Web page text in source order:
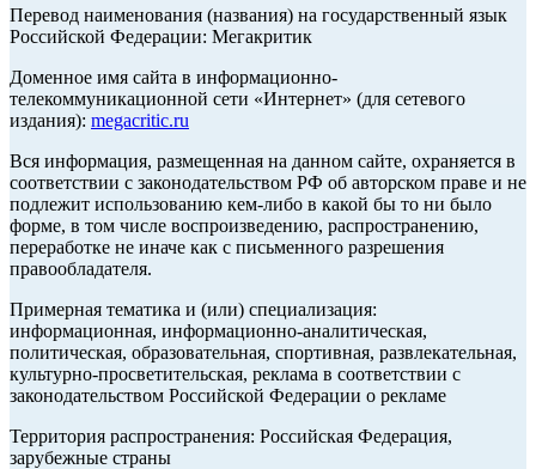
Перевод наименования (названия) на государственный язык
Российской Федерации: Мегакритик
Доменное имя сайта в информационно-
телекоммуникационной сети «Интернет» (для сетевого
издания): megacritic.ru
Вся информация, размещенная на данном сайте, охраняется в
соответствии с законодательством РФ об авторском праве и не
подлежит использованию кем-либо в какой бы то ни было
форме, в том числе воспроизведению, распространению,
переработке не иначе как с письменного разрешения
правообладателя.
Примерная тематика и (или) специализация:
информационная, информационно-аналитическая,
политическая, образовательная, спортивная, развлекательная,
культурно-просветительская, реклама в соответствии с
законодательством Российской Федерации о рекламе
Территория распространения: Российская Федерация,
зарубежные страны